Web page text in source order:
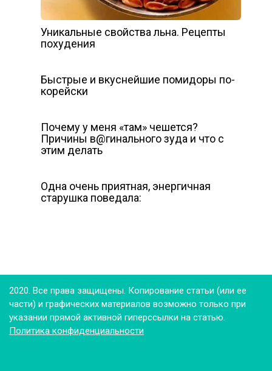
Уникальные свойства льна. Рецепты
похудения
Быстрые и вкуснейшие помидоры по-
корейски
Почему у меня «там» чешется?
Причины в@гинального зуда и что с
этим делать
Одна очень приятная, энергичная
старушка поведала:
2020. Все права защищены. Копирование статьи (или ее
части) и графических материалов возможно только при
указании прямой активной гиперссылки на статью.
Политика конфиденциальности